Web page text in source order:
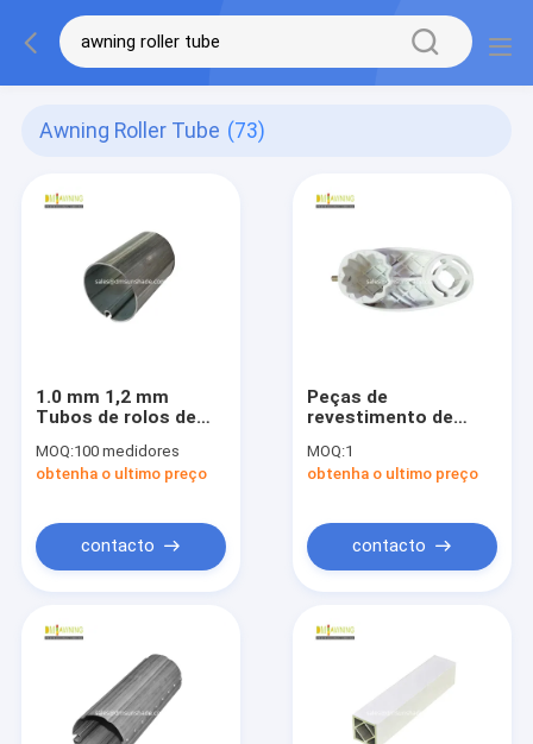
Awning Roller Tube (73)
1.0 mm 1,2 mm
Tubos de rolos de
MOQ:100 medidores
obtenha o ultimo preço
contacto
Peças de
revestimento de
de tubo de rolos
MOQ:1
obtenha o ultimo preço
contacto